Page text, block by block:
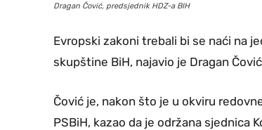
Dragan Čović, predsjednik HDZ-a BIH
Evropski zakoni trebali bi se naći na
skupštine BiH, najavio je Dragan
Čović je, nakon što je u okviru
PSBiH, kazao da je održana sjednica